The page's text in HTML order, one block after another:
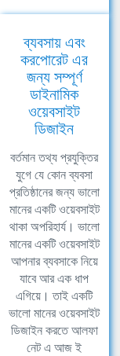
ব্যবসায় এবং
করপোরেট এর
জন্য সম্পূর্ণ
ডাইনামিক
ওয়েবসাইট
ডিজাইন
বর্তমান তথ্য প্রযুক্তির
যুগে যে কোন ব্যবসা
প্রতিষ্ঠানের জন্য ভালো
মানের একটি ওয়েবসাইট
থাকা অপরিহার্য। ভালো
মানের একটি ওয়েবসাইট
আপনার ব্যবসাকে নিয়ে
যাবে আর এক ধাপ
এগিয়ে। তাই একটি
ভালো মানের ওয়েবসাইট
ডিজাইন করতে আলফা
নেট এ আজ ই